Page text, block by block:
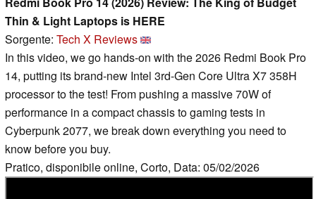
Thin & Light Laptops is HERE
Sorgente: Tech X Reviews
In this video, we go hands-on with the 2026 Redmi Book Pro
14, putting its brand-new Intel 3rd-Gen Core Ultra X7 358H
processor to the test! From pushing a massive 70W of
performance in a compact chassis to gaming tests in
Cyberpunk 2077, we break down everything you need to
know before you buy.
Pratico, disponibile online, Corto, Data: 05/02/2026